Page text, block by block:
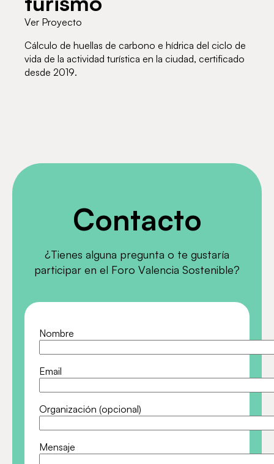
Ver Proyecto
Cálculo de huellas de carbono e hídrica del ciclo de
vida de la actividad turística en la ciudad, certificado
desde 2019.
Contacto
¿Tienes alguna pregunta o te gustaría
participar en el Foro Valencia Sostenible?
Nombre
Email
Organización (opcional)
Mensaje